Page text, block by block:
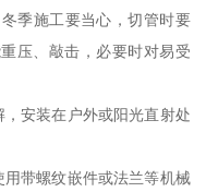
季施工要当心，切管时要
压、敲击，必要时对易受
安装在户外或阳光直射处
用带螺纹嵌件或法兰等机械